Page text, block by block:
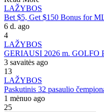
LAŽYBOS
Bet $5, Get $150 Bonus for
6 d. ago
4
LAŽYBOS
GERIAUSI 2026 m. GOLFO
3 savaitės ago
13
LAŽYBOS
Paskutinis 32 pasaulio
1 mėnuo ago
25